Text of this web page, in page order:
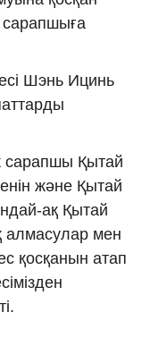
сарапшыға
Шэнь Ицинь
сарапшы Қытай
және Қытай
ақ Қытай
алмасулар мен
қосқанын атап